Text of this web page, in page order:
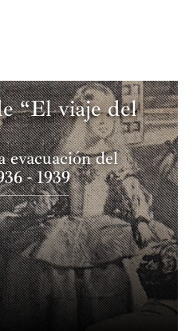
“El viaje del
evacuación del
- 1939